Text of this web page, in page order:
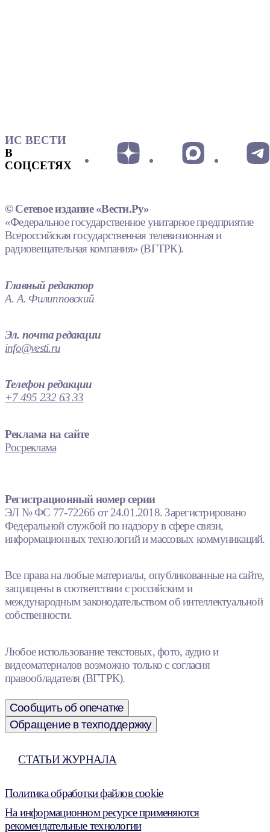
ИС ВЕСТИ
В
СОЦСЕТЯХ
© Сетевое издание «Вести.Ру»
«Федеральное государственное унитарное предприятие
Всероссийская государственная телевизионная и
радиовещательная компания» (ВГТРК).
Главный редактор
А. А. Филипповский
Эл. почта редакции
info@vesti.ru
Телефон редакции
+7 495 232 63 33
Реклама на сайте
Росреклама
Регистрационный номер серии
ЭЛ № ФС 77-72266 от 24.01.2018. Зарегистрировано
Федеральной службой по надзору в сфере связи,
информационных технологий и массовых коммуникаций.
Все права на любые материалы, опубликованные на сайте,
защищены в соответствии с российским и
международным законодательством об интеллектуальной
собственности.
Любое использование текстовых, фото, аудио и
видеоматериалов возможно только с согласия
правообладателя (ВГТРК).
Сообщить об опечатке
Обращение в техподдержку
СТАТЬИ ЖУРНАЛА
Политика обработки файлов cookie
На информационном ресурсе применяются
рекомендательные технологии